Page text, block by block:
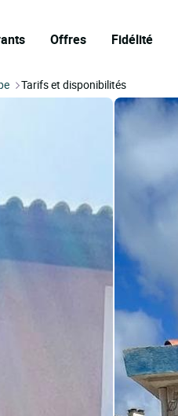
Offres Fidélité
Tarifs et disponibilités